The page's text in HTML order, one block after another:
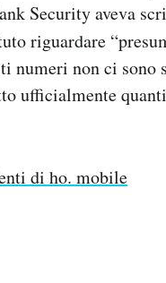
Security aveva
riguardare
numeri non ci sono
ufficialmente
di ho. mobile